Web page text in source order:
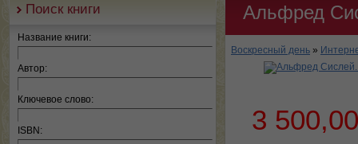
Поиск книги
Название книги:
Автор:
Ключевое слово:
ISBN:
Альфред
Воскресный день »
3 500,00